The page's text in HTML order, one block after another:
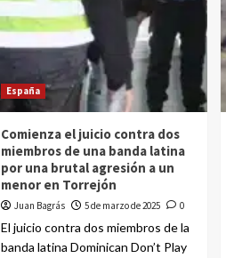
España
Comienza el juicio contra dos
miembros de una banda latina
por una brutal agresión a un
menor en Torrejón
Juan Bagrás 5 de marzo de 2025 0
El juicio contra dos miembros de la
banda latina Dominican Don’t Play